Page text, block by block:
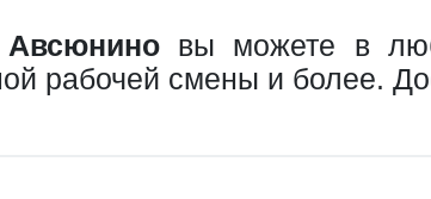
Авсюниновы можете в
рабочей смены и более.